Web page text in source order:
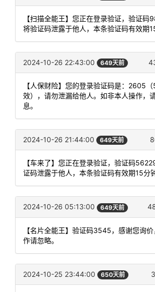
【扫描全能王】您正在登录验证，验证码
将验证码泄露于他人，本条验证码有效期
2024-10-26 22:43:00 649天前
【人保财险】您的登录验证码是：2605
效），请勿泄漏给他人。如非本人操作，
息。
2024-10-26 21:44:00 649天前
【车来了】您正在登录验证，验证码
证码泄露于他人，本条验证码有效期15分钟
2024-10-26 05:13:00 649天前
【名片全能王】验证码3545，感谢您询
作请忽略。
2024-10-25 23:44:00 650天前